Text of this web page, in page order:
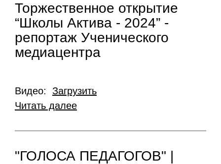
Торжественное открытие
“Школы Актива - 2024” -
репортаж Ученического
медиацентра
Видео: Загрузить
Читать далее
"ГОЛОСА ПЕДАГОГОВ" |